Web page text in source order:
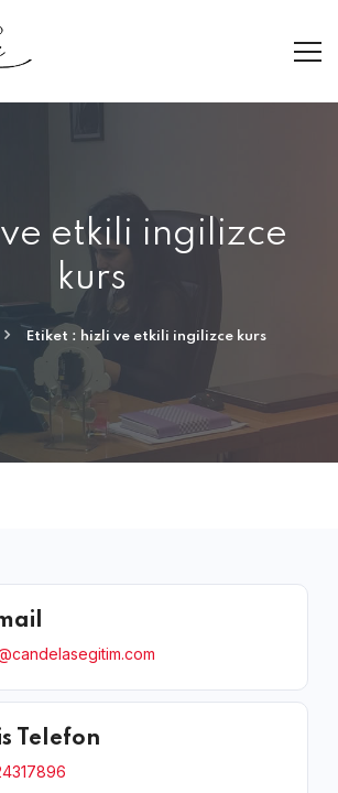
etkili ingilizce
kurs
Etiket : hizli ve etkili ingilizce kurs
Telefon